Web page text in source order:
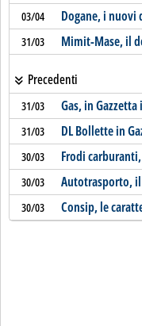
03/04 Dogane, i nuovi
31/03 Mimit-Mase, il
Precedenti
31/03 Gas, in
31/03 DL Bollette in
30/03 Frodi
30/03 Autotrasporto,
30/03 Consip, le